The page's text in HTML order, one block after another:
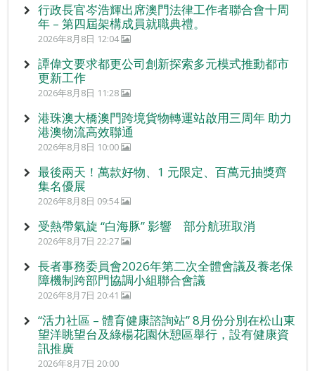
行政長官岑浩輝出席澳門法律工作者聯合會十周
年 – 第四屆架構成員就職典禮。
2026年8月8日 12:04
譚偉文要求都更公司創新探索多元模式推動都市
更新工作
2026年8月8日 11:28
港珠澳大橋澳門跨境貨物轉運站啟用三周年 助力
港澳物流高效聯通
2026年8月8日 10:00
最後兩天！萬款好物、1 元限定、百萬元抽獎齊
集名優展
2026年8月8日 09:54
受熱帶氣旋 “白海豚” 影響 部分航班取消
2026年8月7日 22:27
長者事務委員會2026年第二次全體會議及養老保
障機制跨部門協調小組聯合會議
2026年8月7日 20:41
“活力社區 – 體育健康諮詢站” 8月份分別在松山東
望洋眺望台及綠楊花園休憩區舉行，設有健康資
訊推廣
2026年8月7日 20:00